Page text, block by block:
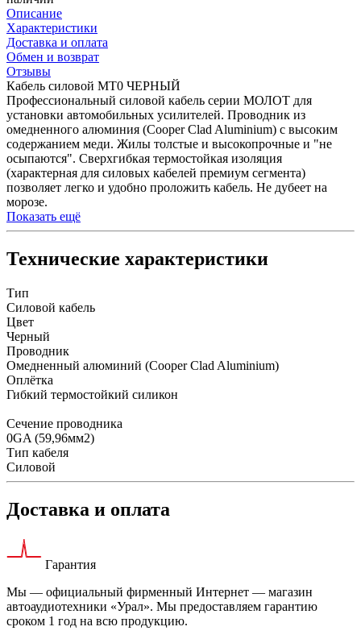
Описание
Характеристики
Доставка и оплата
Обмен и возврат
Отзывы
Кабель силовой МТ0 ЧЕРНЫЙ
Профессиональный силовой кабель серии МОЛОТ для
установки автомобильных усилителей. Проводник из
омедненного алюминия (Cooper Clad Aluminium) с высоким
содержанием меди. Жилы толстые и высокопрочные и "не
осыпаются". Сверхгибкая термостойкая изоляция
(характерная для силовых кабелей премиум сегмента)
позволяет легко и удобно проложить кабель. Не дубеет на
морозе.
Показать ещё
Технические характеристики
Тип
Силовой кабель
Цвет
Черный
Проводник
Омедненный алюминий (Cooper Clad Aluminium)
Оплётка
Гибкий термостойкий силикон
Сечение проводника
0GA (59,96мм2)
Тип кабеля
Силовой
Доставка и оплата
Гарантия
Мы — официальный фирменный Интернет — магазин
автоаудиотехники «Урал». Мы предоставляем гарантию
сроком 1 год на всю продукцию.